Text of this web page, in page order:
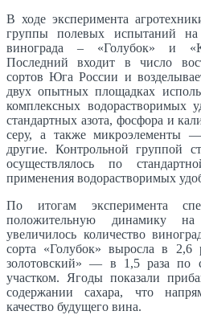
В ходе эксперимента
группы полевых испытаний на
винограда – «Голубок» и
Последний входит в число
сортов Юга России и
двух опытных площадках
комплексных водорастворимых
стандартных азота, фосфора и
серу, а также микроэлементы
другие. Контрольной группой
осуществлялось по
применения водорастворимых
По итогам эксперимента
положительную динамику
увеличилось количество
сорта «Голубок» выросла в 2,6
золотовский» — в 1,5 раза по
участком. Ягоды показали
содержании сахара, что
качество будущего вина.